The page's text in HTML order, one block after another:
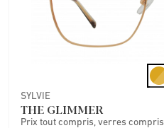
SYLVIE
THE GLIMMER
Prix tout compris, verres compris